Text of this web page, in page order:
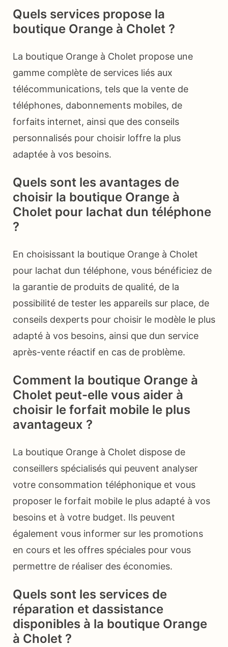
Quels services propose la
boutique Orange à Cholet ?
La boutique Orange à Cholet propose une
gamme complète de services liés aux
télécommunications, tels que la vente de
téléphones, dabonnements mobiles, de
forfaits internet, ainsi que des conseils
personnalisés pour choisir loffre la plus
adaptée à vos besoins.
Quels sont les avantages de
choisir la boutique Orange à
Cholet pour lachat dun téléphone
?
En choisissant la boutique Orange à Cholet
pour lachat dun téléphone, vous bénéficiez de
la garantie de produits de qualité, de la
possibilité de tester les appareils sur place, de
conseils dexperts pour choisir le modèle le plus
adapté à vos besoins, ainsi que dun service
après-vente réactif en cas de problème.
Comment la boutique Orange à
Cholet peut-elle vous aider à
choisir le forfait mobile le plus
avantageux ?
La boutique Orange à Cholet dispose de
conseillers spécialisés qui peuvent analyser
votre consommation téléphonique et vous
proposer le forfait mobile le plus adapté à vos
besoins et à votre budget. Ils peuvent
également vous informer sur les promotions
en cours et les offres spéciales pour vous
permettre de réaliser des économies.
Quels sont les services de
réparation et dassistance
disponibles à la boutique Orange
à Cholet ?